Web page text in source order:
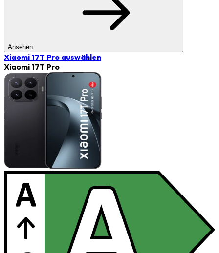
Ansehen
Xiaomi 17T Pro auswählen
Xiaomi 17T Pro